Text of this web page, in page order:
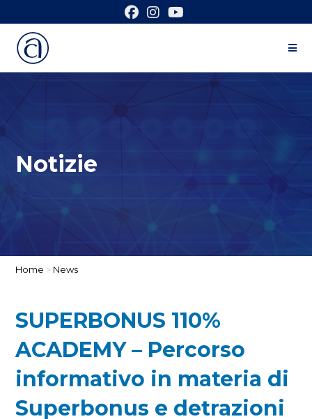
Notizie
Home > News
SUPERBONUS 110%
ACADEMY – Percorso
informativo in materia di
Superbonus e detrazioni